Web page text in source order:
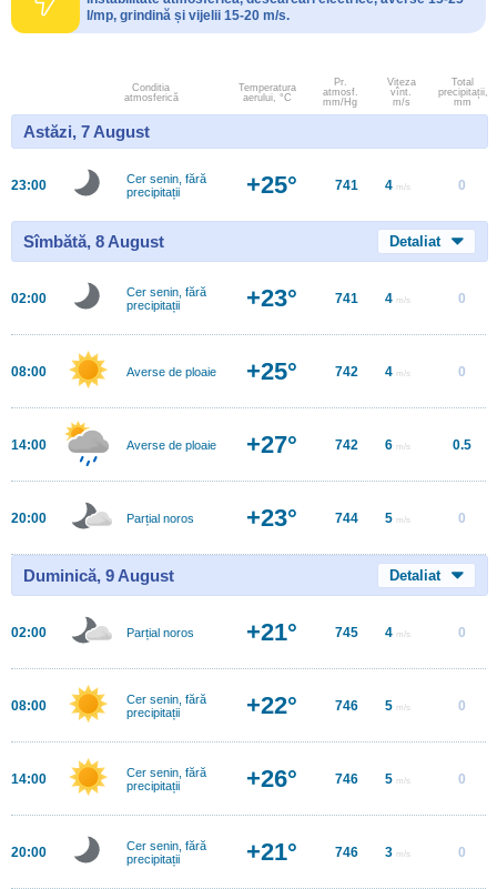
l/mp, grindină și vijelii 15-20 m/s.
Conditia
atmosferică
Temperatura
aerului, °C
Pr.
atmosf.
mm/Hg
Viteza
vînt.
m/s
Total
precipitații,
mm
Astăzi, 7 August
23:00
Cer senin, fără
precipitații
+25° 741 4 m/s 0
Sîmbătă, 8 August Detaliat
02:00
Cer senin, fără
precipitații
+23° 741 4 m/s 0
08:00 Averse de ploaie +25° 742 4 m/s 0
14:00 Averse de ploaie +27° 742 6 m/s 0.5
20:00 Parțial noros +23° 744 5 m/s 0
Duminică, 9 August Detaliat
02:00 Parțial noros +21° 745 4 m/s 0
08:00
Cer senin, fără
precipitații
+22° 746 5 m/s 0
14:00
Cer senin, fără
precipitații
+26° 746 5 m/s 0
20:00
Cer senin, fără
precipitații
+21° 746 3 m/s 0